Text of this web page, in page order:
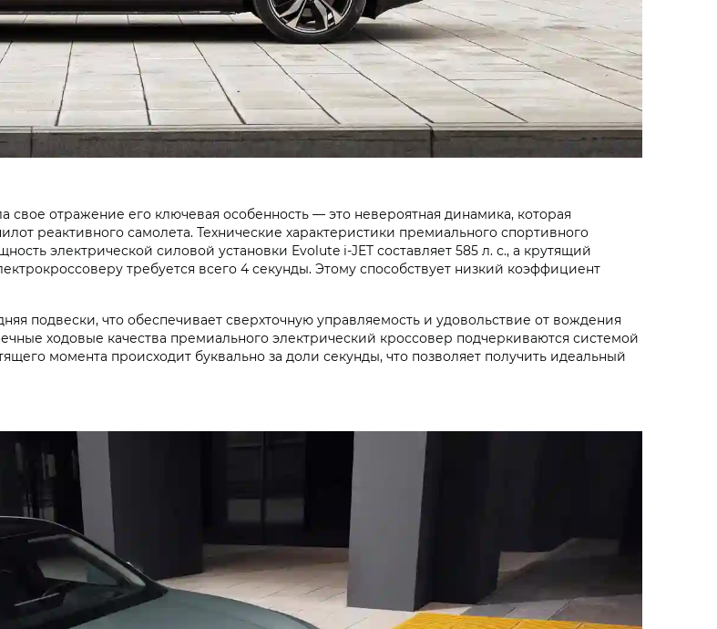
свое отражение его ключевая особенность — это невероятная динамика, которая
реактивного самолета. Технические характеристики премиального спортивного
электрической силовой установки Evolute i‑JET составляет 585 л. с., а крутящий
требуется всего 4 секунды. Этому способствует низкий коэффициент
подвески, что обеспечивает сверхточную управляемость и удовольствие от вождения
ходовые качества премиального электрический кроссовер подчеркиваются системой
момента происходит буквально за доли секунды, что позволяет получить идеальный